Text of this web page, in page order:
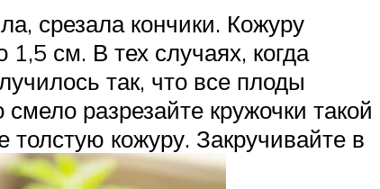
срезала кончики. Кожуру
см. В тех случаях, когда
так, что все плоды
смело разрезайте кружочки такой
кожуру. Закручивайте в